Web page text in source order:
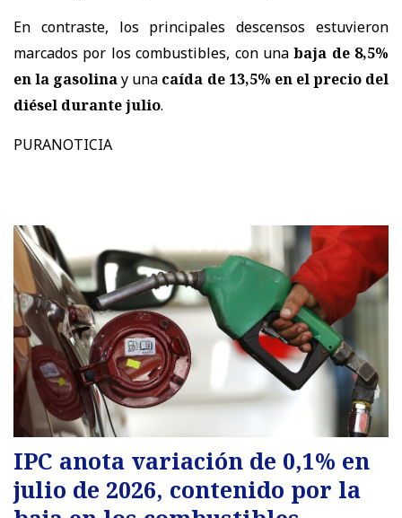
En contraste, los principales descensos estuvieron
marcados por los combustibles, con unabaja de 8,5%
en la gasolinay una caída de 13,5% en el precio del
diésel durante julio.
PURANOTICIA
IPC anota variación de 0,1% en
julio de 2026, contenido por la